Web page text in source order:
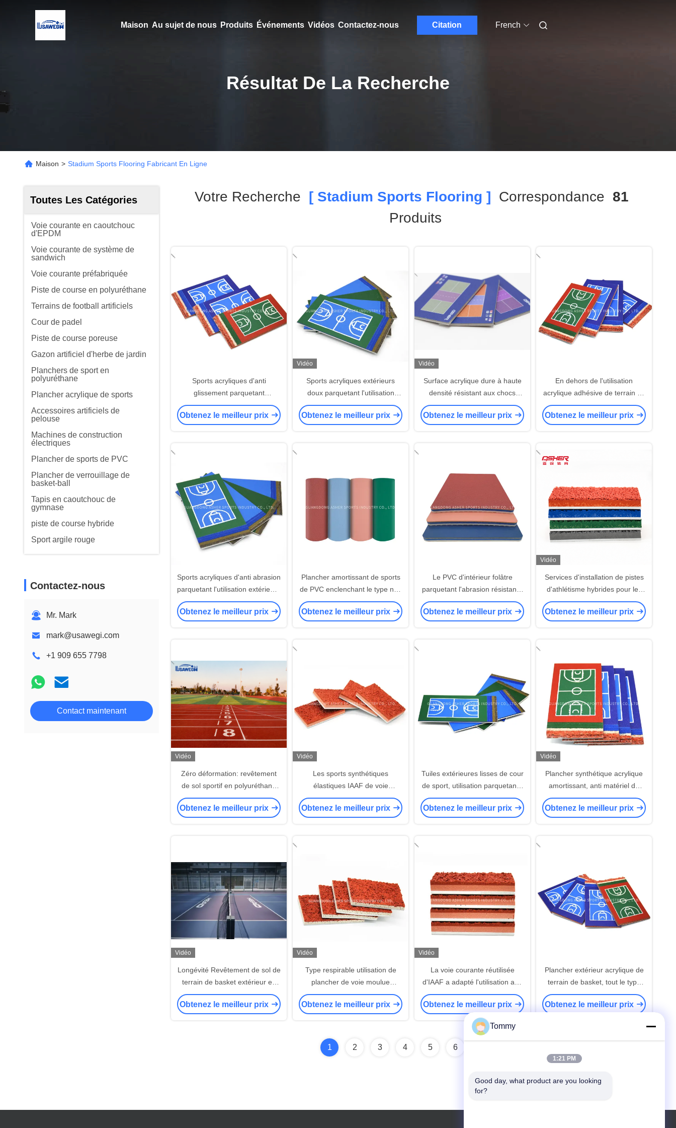
Maison Au sujet de nous Produits Événements Vidéos Contactez-nous Citation French
Résultat De La Recherche
Maison > Stadium Sports Flooring Fabricant En Ligne
Toutes Les Catégories
Voie courante en caoutchouc
d'EPDM
Voie courante de système de
sandwich
Voie courante préfabriquée
Piste de course en polyuréthane
Terrains de football artificiels
Cour de padel
Piste de course poreuse
Gazon artificiel d'herbe de jardin
Planchers de sport en
polyuréthane
Plancher acrylique de sports
Accessoires artificiels de
pelouse
Machines de construction
électriques
Plancher de sports de PVC
Plancher de verrouillage de
basket-ball
Tapis en caoutchouc de
gymnase
piste de course hybride
Sport argile rouge
Contactez-nous
Mr. Mark
mark@usawegi.com
+1 909 655 7798
Contact maintenant
Votre Recherche [ Stadium Sports Flooring ] Correspondance 81
Produits
Sports acryliques d'anti
glissement parquetant
l'utilisation acrylique de stade
pour le volleyball
Obtenez le meilleur prix
Vidéo
Sports acryliques extérieurs
doux parquetant l'utilisation
colorée de court de tennis
Obtenez le meilleur prix
Vidéo
Surface acrylique dure à haute
densité résistant aux chocs
Plancher de sport longue durée
de vie Cour de tennis
Obtenez le meilleur prix
En dehors de l'utilisation
acrylique adhésive de terrain de
basket d'épaisseur du plancher
6mm de sports
Obtenez le meilleur prix
Sports acryliques d'anti abrasion
parquetant l'utilisation extérieure
approximative de cour de
badminton
Obtenez le meilleur prix
Plancher amortissant de sports
de PVC enclenchant le type non
toxique de tuiles
Obtenez le meilleur prix
Le PVC d'intérieur folâtre
parquetant l'abrasion résistante
pour la cour de badminton
Obtenez le meilleur prix
Vidéo
Services d'installation de pistes
d'athlétisme hybrides pour les
écoles, les stades, les clubs
sportifs et les projets sportifs
Obtenez le meilleur prix
Vidéo
Zéro déformation: revêtement
de sol sportif en polyuréthane
haut de gamme
Obtenez le meilleur prix
Vidéo
Les sports synthétiques
élastiques IAAF de voie
courante résistante du
glissement emploient parqueter
Obtenez le meilleur prix
Tuiles extérieures lisses de cour
de sport, utilisation parquetante
acrylique synthétique de stade
Obtenez le meilleur prix
Vidéo
Plancher synthétique acrylique
amortissant, anti matériel de
plancher de court de tennis de
glissement
Obtenez le meilleur prix
Vidéo
Longévité Revêtement de sol de
terrain de basket extérieur en
acrylique dur, résistant aux UV
et aux intempéries, revêtement
Obtenez le meilleur prix
Vidéo
Type respirable utilisation de
plancher de voie moulue
courante matérielle de voie
d'EPDM d'école
Obtenez le meilleur prix
Vidéo
La voie courante réutilisée
d'IAAF a adapté l'utilisation aux
besoins du client résistante UV
de stade
Obtenez le meilleur prix
Plancher extérieur acrylique de
terrain de basket, tout le type
plancher de couleur de cour de
sports
Obtenez le meilleur prix
1 2 3 4 5 6
Tommy
1:21 PM
Good day, what product are you looking
for?